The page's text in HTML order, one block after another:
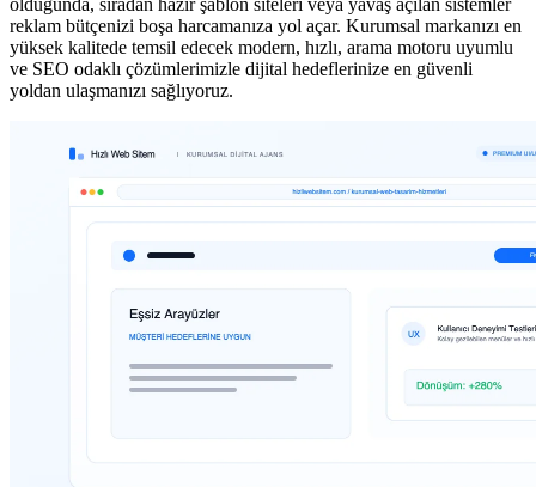
reklam bütçenizi boşa harcamanıza yol açar. Kurumsal markanızı en
yüksek kalitede temsil edecek modern, hızlı, arama motoru uyumlu
ve SEO odaklı çözümlerimizle dijital hedeflerinize en güvenli
yoldan ulaşmanızı sağlıyoruz.